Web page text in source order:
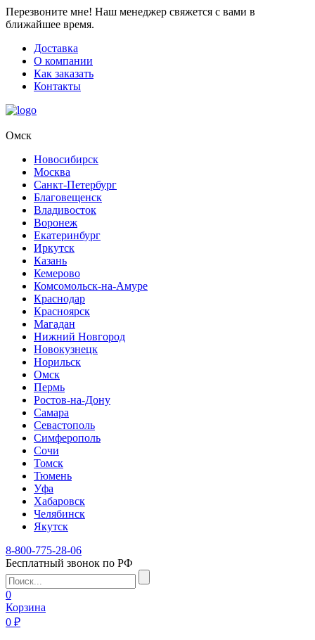
Перезвоните мне! Наш менеджер свяжется с вами в
ближайшее время.
Доставка
О компании
Как заказать
Контакты
Омск
Новосибирск
Москва
Санкт-Петербург
Благовещенск
Владивосток
Воронеж
Екатеринбург
Иркутск
Казань
Кемерово
Комсомольск-на-Амуре
Краснодар
Красноярск
Магадан
Нижний Новгород
Новокузнецк
Норильск
Омск
Пермь
Ростов-на-Дону
Самара
Севастополь
Симферополь
Сочи
Томск
Тюмень
Уфа
Хабаровск
Челябинск
Якутск
8-800-775-28-06
Бесплатный звонок по РФ
0
Корзина
0 ₽